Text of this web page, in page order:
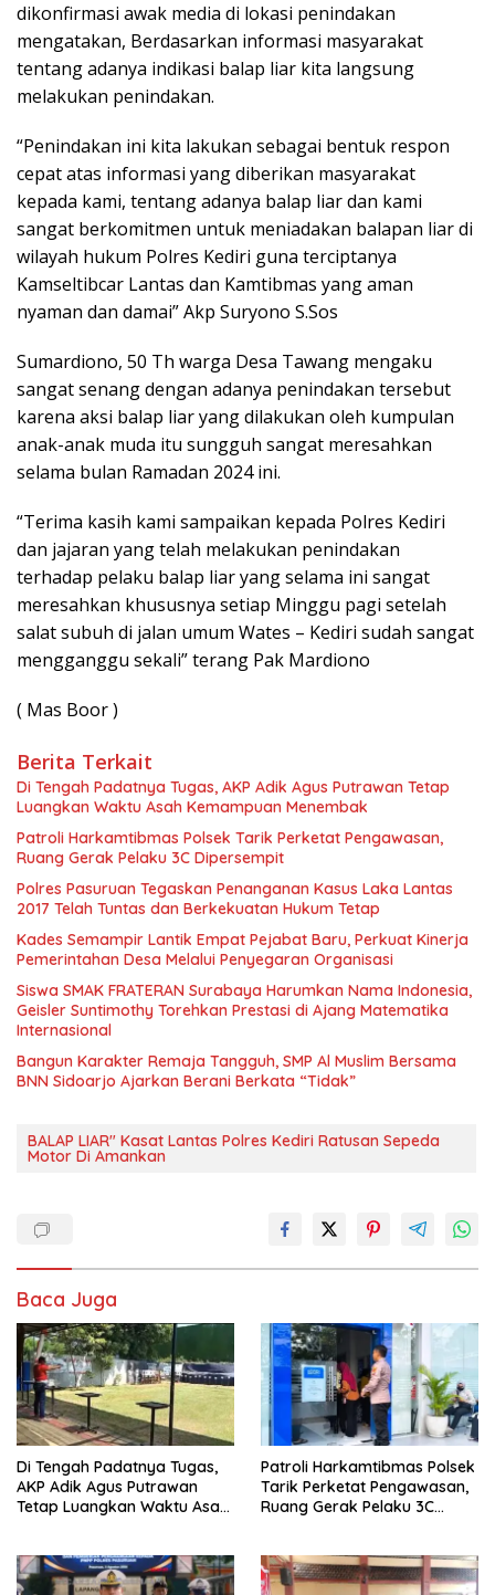
dikonfirmasi awak media di lokasi penindakan
mengatakan, Berdasarkan informasi masyarakat
tentang adanya indikasi balap liar kita langsung
melakukan penindakan.
“Penindakan ini kita lakukan sebagai bentuk respon
cepat atas informasi yang diberikan masyarakat
kepada kami, tentang adanya balap liar dan kami
sangat berkomitmen untuk meniadakan balapan liar di
wilayah hukum Polres Kediri guna terciptanya
Kamseltibcar Lantas dan Kamtibmas yang aman
nyaman dan damai” Akp Suryono S.Sos
Sumardiono, 50 Th warga Desa Tawang mengaku
sangat senang dengan adanya penindakan tersebut
karena aksi balap liar yang dilakukan oleh kumpulan
anak-anak muda itu sungguh sangat meresahkan
selama bulan Ramadan 2024 ini.
“Terima kasih kami sampaikan kepada Polres Kediri
dan jajaran yang telah melakukan penindakan
terhadap pelaku balap liar yang selama ini sangat
meresahkan khususnya setiap Minggu pagi setelah
salat subuh di jalan umum Wates – Kediri sudah sangat
mengganggu sekali” terang Pak Mardiono
( Mas Boor )
Berita Terkait
Di Tengah Padatnya Tugas, AKP Adik Agus Putrawan Tetap
Luangkan Waktu Asah Kemampuan Menembak
Patroli Harkamtibmas Polsek Tarik Perketat Pengawasan,
Ruang Gerak Pelaku 3C Dipersempit
Polres Pasuruan Tegaskan Penanganan Kasus Laka Lantas
2017 Telah Tuntas dan Berkekuatan Hukum Tetap
Kades Semampir Lantik Empat Pejabat Baru, Perkuat Kinerja
Pemerintahan Desa Melalui Penyegaran Organisasi
Siswa SMAK FRATERAN Surabaya Harumkan Nama Indonesia,
Geisler Suntimothy Torehkan Prestasi di Ajang Matematika
Internasional
Bangun Karakter Remaja Tangguh, SMP Al Muslim Bersama
BNN Sidoarjo Ajarkan Berani Berkata “Tidak”
BALAP LIAR" Kasat Lantas Polres Kediri Ratusan Sepeda
Motor Di Amankan
Baca Juga
Di Tengah Padatnya Tugas,
AKP Adik Agus Putrawan
Tetap Luangkan Waktu Asah
Patroli Harkamtibmas Polsek
Tarik Perketat Pengawasan,
Ruang Gerak Pelaku 3C